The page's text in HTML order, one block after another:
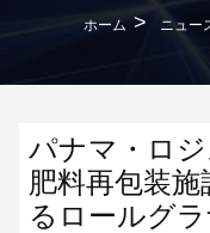
ホーム > ニュー
パナマ・ロ
肥料再包装
るロールグ